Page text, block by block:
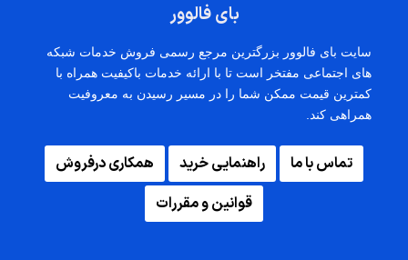
بای فالوور
سایت بای فالوور بزرگترین مرجع رسمی فروش خدمات شبکه
های اجتماعی مفتخر است تا با ارائه خدمات باکیفیت همراه با
کمترین قیمت ممکن شما را در مسیر رسیدن به معروفیت
همراهی کند.
تماس با ما راهنمایی خرید
همکاری درفروش
قوانین و مقررات